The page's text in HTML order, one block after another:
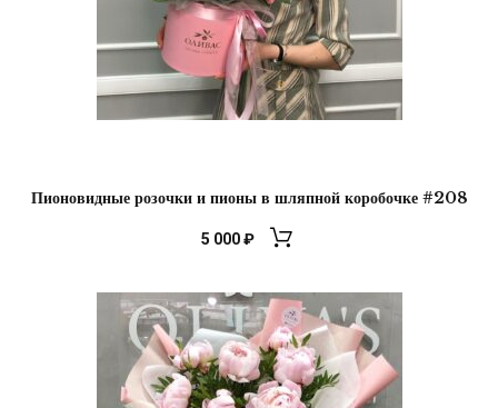
Пионовидные розочки и пионы в шляпной коробочке #208
5 000₽